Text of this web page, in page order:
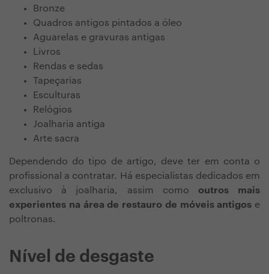
Bronze
Quadros antigos pintados a óleo
Aguarelas e gravuras antigas
Livros
Rendas e sedas
Tapeçarias
Esculturas
Relógios
Joalharia antiga
Arte sacra
Dependendo do tipo de artigo, deve ter em conta o
profissional a contratar. Há especialistas dedicados em
exclusivo à joalharia, assim como outros mais
experientes na área de restauro de móveis antigos e
poltronas.
Nível de desgaste